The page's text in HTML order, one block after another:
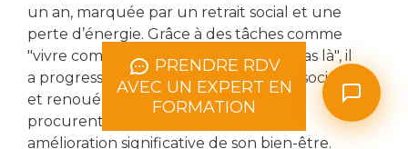
PRENDRE RDV
AVEC UN EXPERT EN
FORMATION
un an, marquée par un retrait social et une
perte d’énergie. Grâce à des tâches comme
"vivre comme si sa dépression n’était pas là", il
a progressivement retrouvé des liens sociaux
et renoué avec des activités qui lui
procurent du plaisir, amorçant une
amélioration significative de son bien-être.